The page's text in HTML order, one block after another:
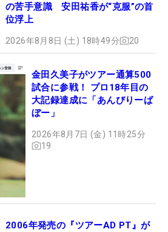
の苦手意識 安田祐香が“克服”の首
位浮上
2026年8月8日 (土) 18時49分 20
金田久美子がツアー通算500
試合に参戦！ プロ18年目の
大記録達成に「あんびりーば
ぼー」
2026年8月7日 (金) 11時25分
19
2006年発売の『ツアーAD PT』が